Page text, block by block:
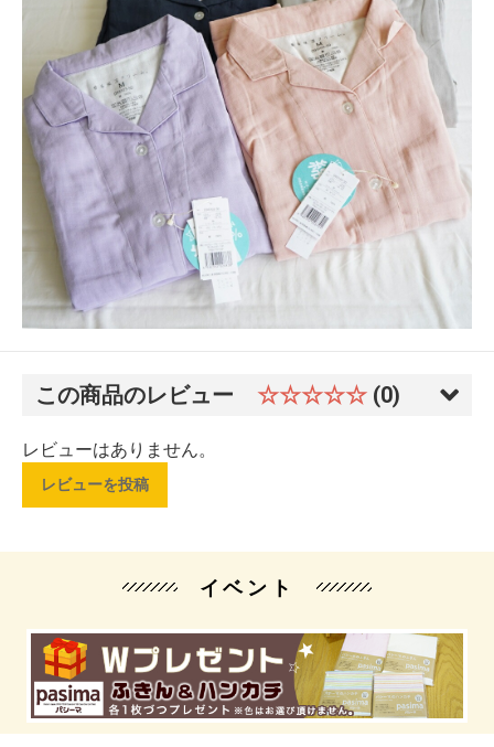
この商品のレビュー ☆☆☆☆☆ (0)
レビューはありません。
レビューを投稿
イベント